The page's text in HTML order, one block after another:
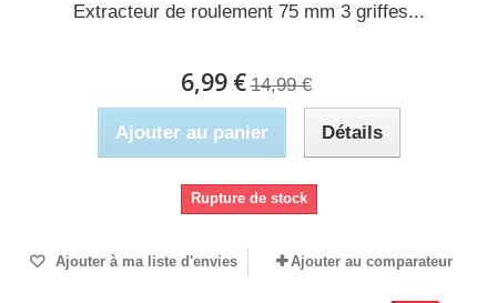
Extracteur de roulement 75 mm 3 griffes...
6,99 € 14,99 €
Ajouter au panier Détails
Rupture de stock
Ajouter à ma liste d'envies Ajouter au comparateur